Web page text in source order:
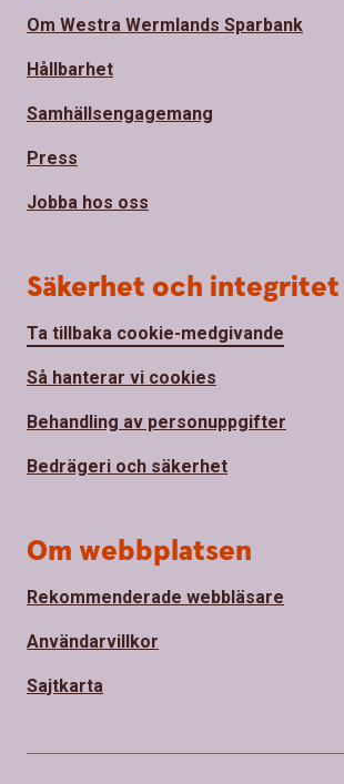
Om Westra Wermlands Sparbank
Hållbarhet
Samhällsengagemang
Press
Jobba hos oss
Säkerhet och integritet
Ta tillbaka cookie-medgivande
Så hanterar vi cookies
Behandling av personuppgifter
Bedrägeri och säkerhet
Om webbplatsen
Rekommenderade webbläsare
Användarvillkor
Sajtkarta